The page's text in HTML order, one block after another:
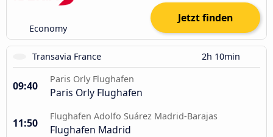
Economy
Jetzt finden
Transavia France 2h 10min
09:40
Paris Orly Flughafen
Paris Orly Flughafen
11:50
Flughafen Adolfo Suárez Madrid-Barajas
Flughafen Madrid